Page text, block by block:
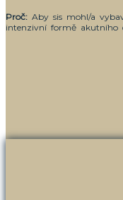
Proč: Aby sis mohl/a
intenzivní formě akutního